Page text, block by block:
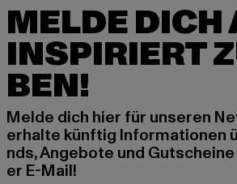
MELDE DICH
INSPIRIERT
BEN!
Melde dich hier für unseren
erhalte künftig Informationen
nds, Angebote und
er E-Mail!